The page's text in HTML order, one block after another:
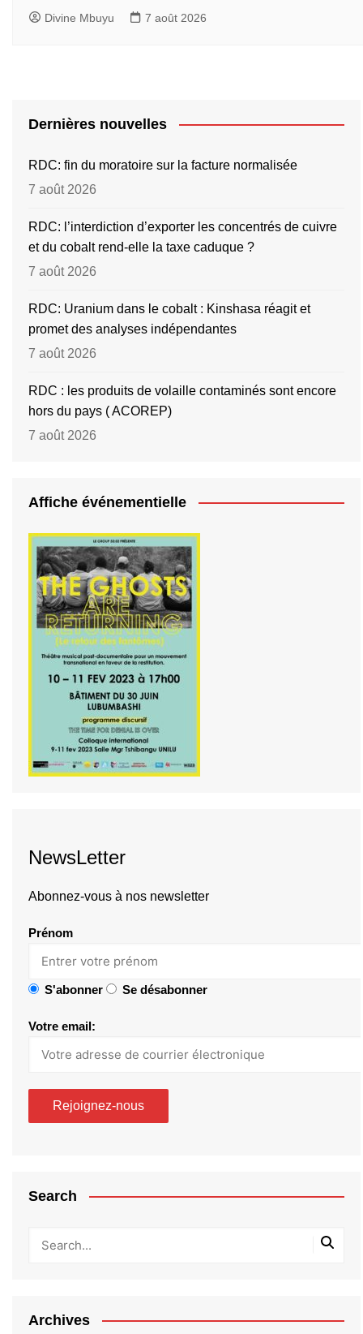
Divine Mbuyu 7 août 2026
Dernières nouvelles
RDC: fin du moratoire sur la facture normalisée
7 août 2026
RDC: l’interdiction d’exporter les concentrés de cuivre
et du cobalt rend-elle la taxe caduque ?
7 août 2026
RDC: Uranium dans le cobalt : Kinshasa réagit et
promet des analyses indépendantes
7 août 2026
RDC : les produits de volaille contaminés sont encore
hors du pays ( ACOREP)
7 août 2026
Affiche événementielle
NewsLetter
Abonnez-vous à nos newsletter
Prénom
S'abonner Se désabonner
Votre email:
Search
Archives